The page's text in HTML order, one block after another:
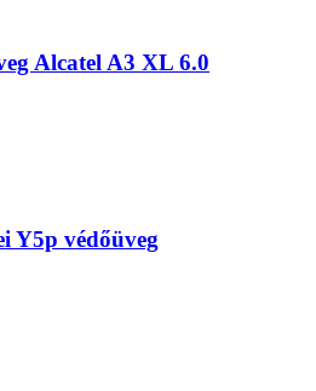
Alcatel A3 XL 6.0
Y5p védőüveg